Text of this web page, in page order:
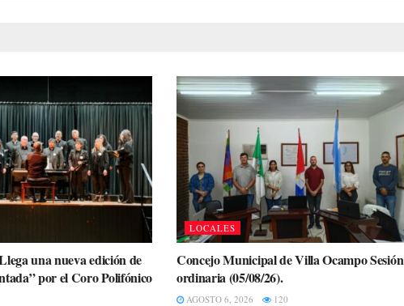
una nueva edición de
por el Coro Polifónico
LOCALES
Concejo Municipal de Villa Ocampo Sesión
ordinaria (05/08/26).
AGOSTO 6, 2026 120